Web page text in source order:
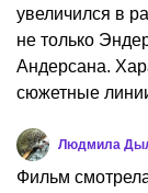
увеличился в
не только
Андерсана.
сюжетные
Людмила
Фильм